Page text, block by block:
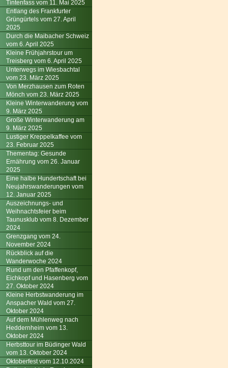
Tintenfass vom 11. Mai 2025
Entlang des Frankfurter
Grüngürtels vom 27. April
2025
Durch die Maibacher Schweiz
vom 6. April 2025
Kleine Frühjahrstour um
Treisberg vom 6. April 2025
Unterwegs im Wiesbachtal
vom 23. März 2025
Von Merzhausen zum Roten
Mönch vom 23. März 2025
Kleine Winterwanderung vom
9. März 2025
Große Winterwanderung am
9. März 2025
Lustiger Kreppelkaffee vom
23. Februar 2025
Thementag: Gesunde
Ernährung vom 26. Januar
2025
Eine halbe Hundertschaft bei
Neujahrswanderungen vom
12. Januar 2025
Auszeichnungs- und
Weihnachtsfeier beim
Taunusklub vom 8. Dezember
2024
Grenzgang vom 24.
November 2024
Rückblick auf die
Wanderwoche 2024
Rund um den Pfaffenkopf,
Eichkopf und Hasenberg vom
27. Oktober 2024
Kleine Herbstwanderung im
Anspacher Wald vom 27.
Oktober 2024
Auf dem Mühlenweg nach
Heddernheim vom 13.
Oktober 2024
Herbsttour im Büdinger Wald
vom 13. Oktober 2024
Oktoberfest vom 12.10.2024